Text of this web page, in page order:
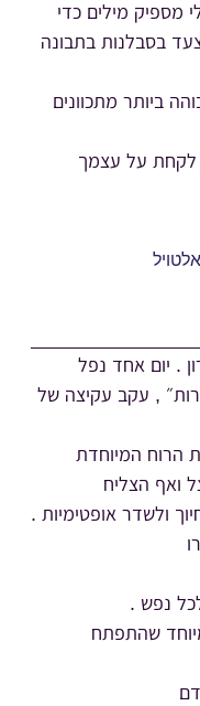
מספיק מילים כדי
בסבלנות בתבונה
ביותר מתכוונים
לקחת על עצמך
. יום אחד נפל
, עקב עקיצה של
הרוח המיוחדת
ואף הצליח
ולשדר אופטימיות .
נפש .
שהתפתח